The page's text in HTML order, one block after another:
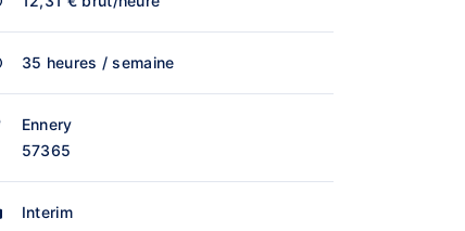
35 heures / semaine
Ennery
57365
Interim